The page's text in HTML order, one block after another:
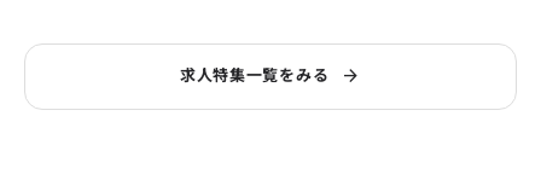
求人特集一覧をみる